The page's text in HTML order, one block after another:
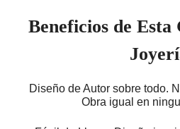
Beneficios de Esta
Diseño de Autor sobre todo.
Obra igual en